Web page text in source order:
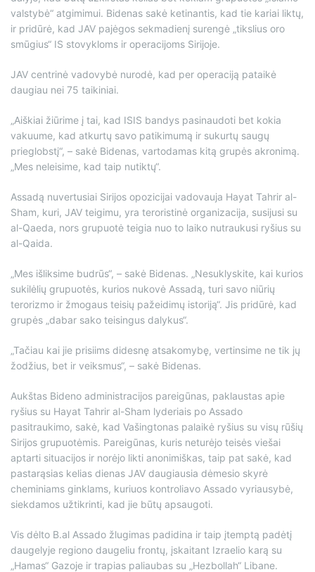
valstybė“ atgimimui. Bidenas sakė ketinantis, kad tie kariai liktų,
ir pridūrė, kad JAV pajėgos sekmadienį surengė „tikslius oro
smūgius“ IS stovykloms ir operacijoms Sirijoje.
JAV centrinė vadovybė nurodė, kad per operaciją pataikė
daugiau nei 75 taikiniai.
„Aiškiai žiūrime į tai, kad ISIS bandys pasinaudoti bet kokia
vakuume, kad atkurtų savo patikimumą ir sukurtų saugų
prieglobstį“, – sakė Bidenas, vartodamas kitą grupės akronimą.
„Mes neleisime, kad taip nutiktų“.
Assadą nuvertusiai Sirijos opozicijai vadovauja Hayat Tahrir al-
Sham, kuri, JAV teigimu, yra teroristinė organizacija, susijusi su
al-Qaeda, nors grupuotė teigia nuo to laiko nutraukusi ryšius su
al-Qaida.
„Mes išliksime budrūs“, – sakė Bidenas. „Nesuklyskite, kai kurios
sukilėlių grupuotės, kurios nukovė Assadą, turi savo niūrių
terorizmo ir žmogaus teisių pažeidimų istoriją“. Jis pridūrė, kad
grupės „dabar sako teisingus dalykus“.
„Tačiau kai jie prisiims didesnę atsakomybę, vertinsime ne tik jų
žodžius, bet ir veiksmus“, – sakė Bidenas.
Aukštas Bideno administracijos pareigūnas, paklaustas apie
ryšius su Hayat Tahrir al-Sham lyderiais po Assado
pasitraukimo, sakė, kad Vašingtonas palaikė ryšius su visų rūšių
Sirijos grupuotėmis. Pareigūnas, kuris neturėjo teisės viešai
aptarti situacijos ir norėjo likti anonimiškas, taip pat sakė, kad
pastarąsias kelias dienas JAV daugiausia dėmesio skyrė
cheminiams ginklams, kuriuos kontroliavo Assado vyriausybė,
siekdamos užtikrinti, kad jie būtų apsaugoti.
Vis dėlto B.al Assado žlugimas padidina ir taip įtemptą padėtį
daugelyje regiono daugeliu frontų, įskaitant Izraelio karą su
„Hamas“ Gazoje ir trapias paliaubas su „Hezbollah“ Libane.